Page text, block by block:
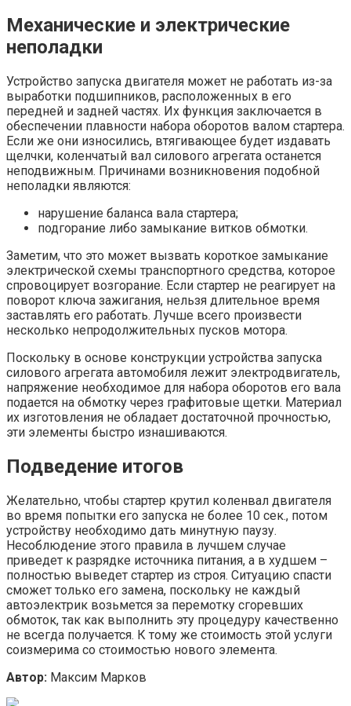
Механические и электрические
неполадки
Устройство запуска двигателя может не работать из-за
выработки подшипников, расположенных в его
передней и задней частях. Их функция заключается в
обеспечении плавности набора оборотов валом стартера.
Если же они износились, втягивающее будет издавать
щелчки, коленчатый вал силового агрегата останется
неподвижным. Причинами возникновения подобной
неполадки являются:
нарушение баланса вала стартера;
подгорание либо замыкание витков обмотки.
Заметим, что это может вызвать короткое замыкание
электрической схемы транспортного средства, которое
спровоцирует возгорание. Если стартер не реагирует на
поворот ключа зажигания, нельзя длительное время
заставлять его работать. Лучше всего произвести
несколько непродолжительных пусков мотора.
Поскольку в основе конструкции устройства запуска
силового агрегата автомобиля лежит электродвигатель,
напряжение необходимое для набора оборотов его вала
подается на обмотку через графитовые щетки. Материал
их изготовления не обладает достаточной прочностью,
эти элементы быстро изнашиваются.
Подведение итогов
Желательно, чтобы стартер крутил коленвал двигателя
во время попытки его запуска не более 10 сек., потом
устройству необходимо дать минутную паузу.
Несоблюдение этого правила в лучшем случае
приведет к разрядке источника питания, а в худшем –
полностью выведет стартер из строя. Ситуацию спасти
сможет только его замена, поскольку не каждый
автоэлектрик возьмется за перемотку сгоревших
обмоток, так как выполнить эту процедуру качественно
не всегда получается. К тому же стоимость этой услуги
соизмерима со стоимостью нового элемента.
Автор: Максим Марков